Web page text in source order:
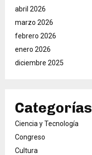
abril 2026
marzo 2026
febrero 2026
enero 2026
diciembre 2025
Categorías
Ciencia y Tecnología
Congreso
Cultura